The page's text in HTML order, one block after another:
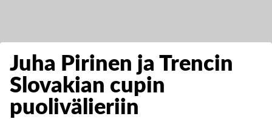
Juha Pirinen ja Trencin
Slovakian cupin
puolivälieriin